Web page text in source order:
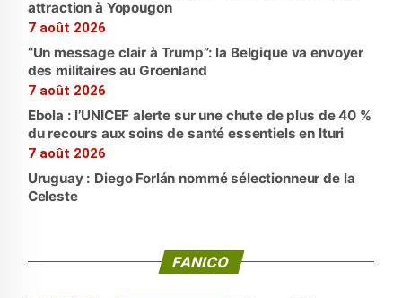
attraction à Yopougon
7 août 2026
“Un message clair à Trump”: la Belgique va envoyer
des militaires au Groenland
7 août 2026
Ebola : l’UNICEF alerte sur une chute de plus de 40 %
du recours aux soins de santé essentiels en Ituri
7 août 2026
Uruguay : Diego Forlán nommé sélectionneur de la
Celeste
FANICO